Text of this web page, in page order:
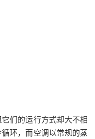
们的运行方式却大不相
环，而空调以常规的蒸